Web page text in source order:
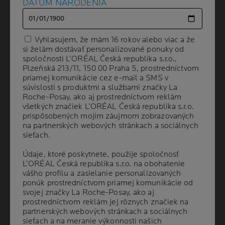
OBJEM
ODPORÚČANÉ
DERMATOLÓGMI
48-hodinová účinnosť proti nepríjemnému
pachu na citlivé podpazušie.
Bez blokovania prirodzeného procesu potenia.
Testované pod dermatologickou kontrolou
DÁTUM NARODENIA
Vyhlasujem, že mám 16 rokov alebo viac a že
si želám dostávať personalizované ponuky od
spoločnosti L’ORÉAL Česká republika s.r.o.,
Plzeňská 213/11, 150 00 Praha 5, prostredníctvom
priamej komunikácie cez e-mail a SMS v
súvislosti s produktmi a službami značky La
Roche-Posay, ako aj prostredníctvom reklám
všetkých značiek L’ORÉAL Česká republika s.r.o.
prispôsobených mojim záujmom zobrazovaných
na partnerských webových stránkach a sociálnych
sieťach.
Údaje, ktoré poskytnete, použije spoločnosť
L’ORÉAL Česká republika s.r.o. na obohatenie
vášho profilu a zasielanie personalizovaných
ponúk prostredníctvom priamej komunikácie od
svojej značky La Roche-Posay, ako aj
prostredníctvom reklám jej rôznych značiek na
partnerských webových stránkach a sociálnych
sieťach a na meranie výkonnosti našich
DÁTUM NARODENIA
Vyhlasujem, že mám 16 rokov alebo viac a že
si želám dostávať personalizované ponuky od
spoločnosti L’ORÉAL Česká republika s.r.o.,
Plzeňská 213/11, 150 00 Praha 5, prostredníctvom
priamej komunikácie cez e-mail a SMS v
súvislosti s produktmi a službami značky La
Roche-Posay, ako aj prostredníctvom reklám
všetkých značiek L’ORÉAL Česká republika s.r.o.
prispôsobených mojim záujmom zobrazovaných
na partnerských webových stránkach a sociálnych
sieťach.
Údaje, ktoré poskytnete, použije spoločnosť
L’ORÉAL Česká republika s.r.o. na obohatenie
vášho profilu a zasielanie personalizovaných
ponúk prostredníctvom priamej komunikácie od
svojej značky La Roche-Posay, ako aj
prostredníctvom reklám jej rôznych značiek na
partnerských webových stránkach a sociálnych
sieťach a na meranie výkonnosti našich